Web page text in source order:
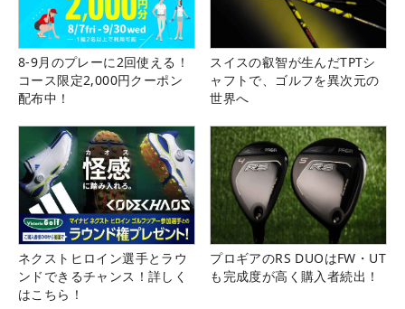
8-9月のプレーに2回使える！
コース限定2,000円クーポン
配布中！
スイスの叡智が生んだTPTシ
ャフトで、ゴルフを異次元の
世界へ
ネクストヒロイン選手とラウ
ンドできるチャンス！詳しく
はこちら！
プロギアのRS DUOはFW・UT
も完成度が高く購入者続出！